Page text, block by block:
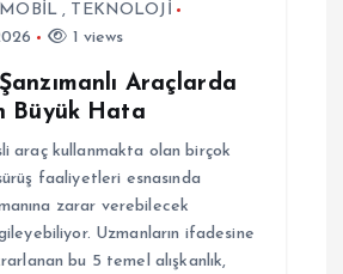
, TEKNOLOJİ
1 views
Araçlarda
Büyük Hata
araç kullanmakta olan birçok
faaliyetleri esnasında
zarar verebilecek
Uzmanların ifadesine
bu 5 temel alışkanlık,